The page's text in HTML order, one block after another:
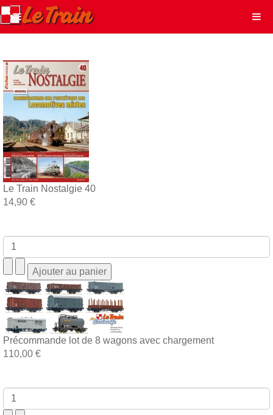
Le Train Nostalgie 40
14,90 €
Précommande lot de 8 wagons avec chargement
110,00 €